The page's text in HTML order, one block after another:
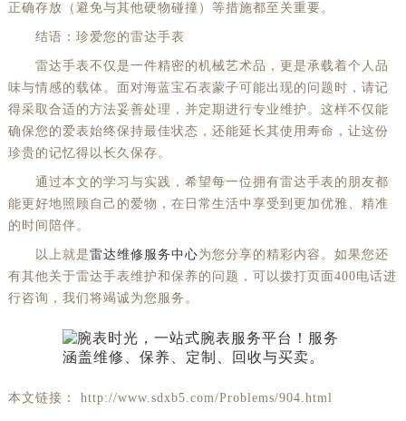
正确存放（避免与其他硬物碰撞）等措施都至关重要。
结语：珍爱您的雷达手表
雷达手表不仅是一件精密的机械艺术品，更是承载着个人品
味与情感的载体。面对海蓝宝石表蒙子可能出现的问题时，请记
得采取合适的方法妥善处理，并定期进行专业维护。这样不仅能
确保您的爱表始终保持最佳状态，还能延长其使用寿命，让这份
珍贵的记忆得以长久保存。
通过本文的学习与实践，希望每一位拥有雷达手表的朋友都
能更好地照顾自己的爱物，在日常生活中享受到更加优雅、精准
的时间陪伴。
以上就是雷达维修服务中心为您分享的精彩内容。如果您还
有其他关于雷达手表维护和保养的问题，可以拨打页面400电话进
行咨询，我们将竭诚为您服务。
本文链接： http://www.sdxb5.com/Problems/904.html